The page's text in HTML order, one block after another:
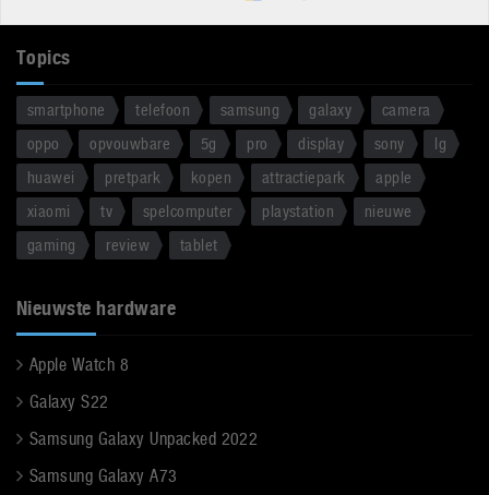
Topics
smartphone telefoon samsung galaxy
camera
oppo
opvouwbare 5g pro display sony
lg
huawei
pretpark kopen attractiepark
apple
xiaomi
tv spelcomputer playstation
nieuwe
gaming
review tablet
Nieuwste hardware
Apple Watch 8
Galaxy S22
Samsung Galaxy Unpacked 2022
Samsung Galaxy A73